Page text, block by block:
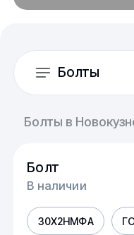
Болты
Болты в
Болт
В наличии
30Х2НМФА